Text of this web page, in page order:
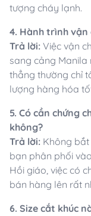
tượng cháy lạnh.
4. Hành trình
Trả lời: Việc vận
sang cảng Manila
thẳng thường chỉ
lượng hàng hóa
5. Có cần chứng
không?
Trả lời: Không bắt
bạn phân phối
Hồi giáo, việc có
bán hàng lên rất
6. Size cắt khúc